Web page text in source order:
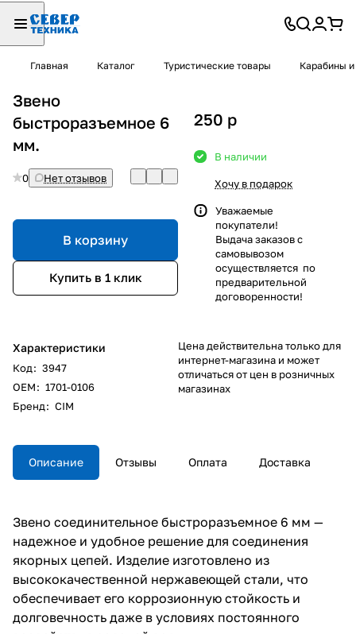
Главная Каталог Туристические товары Карабины
Звено
быстроразъемное 6
мм.
0 Нет отзывов
В корзину
Купить в 1 клик
Характеристики
Код: 3947
ОЕM: 1701-0106
Бренд: CIM
250 p
В наличии
Хочу в подарок
Уважаемые
покупатели!
Выдача заказов с
самовывозом
осуществляется по
предварительной
договоренности!
Цена действительна только для
интернет-магазина и может
отличаться от цен в розничных
магазинах
Описание Отзывы Оплата Доставка
Звено соединительное быстроразъемное 6 мм —
надежное и удобное решение для соединения
якорных цепей. Изделие изготовлено из
высококачественной нержавеющей стали, что
обеспечивает его коррозионную стойкость и
долговечность даже в условиях постоянного